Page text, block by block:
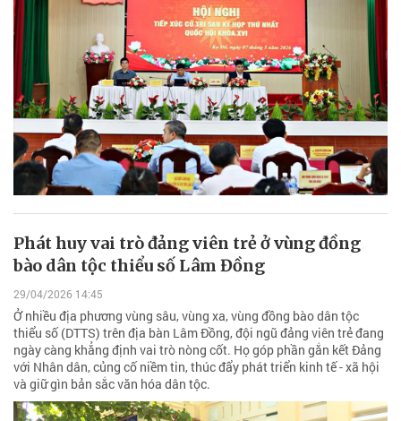
Phát huy vai trò đảng viên trẻ ở vùng đồng
bào dân tộc thiểu số Lâm Đồng
29/04/2026 14:45
Ở nhiều địa phương vùng sâu, vùng xa, vùng đồng bào dân tộc
thiểu số (DTTS) trên địa bàn Lâm Đồng, đội ngũ đảng viên trẻ đang
ngày càng khẳng định vai trò nòng cốt. Họ góp phần gắn kết Đảng
với Nhân dân, củng cố niềm tin, thúc đẩy phát triển kinh tế - xã hội
và giữ gìn bản sắc văn hóa dân tộc.